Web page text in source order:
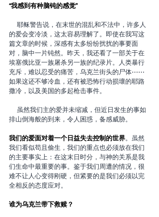
“我感到有种脑钝的感觉”
的爱会变冷淡，这太容易理解了。即使在我写这
篇文章的时候，深感有太多纷纷扰扰的事要面
对，脑中一片钝然。昨天，我还看了一部关于在
埃塞俄比亚一族屠杀另一族的纪录片。人类暴行
充斥，难以忍受的痛苦，乌克兰街头的尸体⋯⋯
如果这还不够冷血，还有被恐怖行动损壞的耶路
撒冷，以及美国的多起枪击事件。
排山倒海般的到来，令人困惑，备感威胁。
我们的爱面对着一个日益失去控制的世界。虽然
我们看似苟且偷生，我们的重点也必须放在我们
的主要事实上：在这末日时分，与神的关系是我
们生命中最重要的事。鉴于我们周遭的情况，很
难不让人心变得刚硬，但紧要的是我们必须以完
全相反的态度应对。
谁为乌克兰带下救赎？